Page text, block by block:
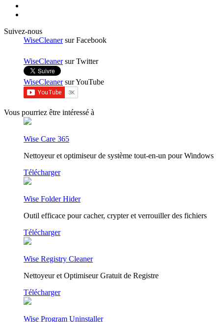
Suivez-nous
WiseCleanersur Facebook
WiseCleanersur Twitter
WiseCleanersur YouTube
Vous pourriez être intéressé à
Wise Care 365
Nettoyeur et optimiseur de système tout-en-un pour Windows
Télécharger
Wise Folder Hider
Outil efficace pour cacher, crypter et verrouiller des fichiers
Télécharger
Wise Registry Cleaner
Nettoyeur et Optimiseur Gratuit de Registre
Télécharger
Wise Program Uninstaller